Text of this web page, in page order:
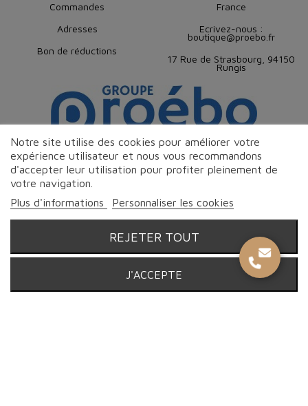
Commandes
Adresses
Bon de réductions
France
Ecrivez-nous :
boutique@proebo.fr
17 Rue de Strasbourg, 94150
Rungis
Notre site utilise des cookies pour améliorer votre
expérience utilisateur et nous vous recommandons
d'accepter leur utilisation pour profiter pleinement de
votre navigation.
Plus d'informations
Personnaliser les cookies
REJETER TOUT
J'ACCEPTE
© Proebo Alimentaire - Boucherie Charcuterie Traiteur - 2026 |